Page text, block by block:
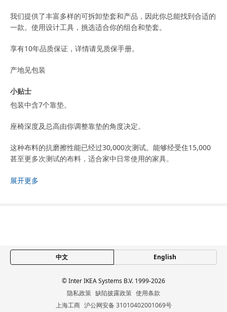
我们提供了丰富多样的可拆卸垫套和产品，因此你总能找到合适的
一款。使用设计工具，挑选适合你的组合和垫套。
享有10年品质保证，详情请见质保手册。
产地见包装
小贴士
包装中含7个靠垫。
座椅深度及总高由你调整靠垫的角度决定。
这种布料的抗磨擦性能已经过30,000次测试。能够经受住15,000
甚至更多次测试的布料，适合家中日常使用的家具。
商品尺寸和包装信息
宽度
339 厘米
深度
98 厘米
126 厘米
7 厘米
展开更多
中文 English
© Inter IKEA Systems B.V. 1999-2026
隐私政策 缺陷披露政策 使用条款
上海工商 沪公网安备 31010402001069号